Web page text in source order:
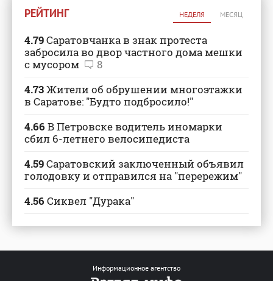
РЕЙТИНГ НЕДЕЛЯ МЕСЯЦ
4.79Саратовчанка в знак протеста
забросила во двор частного дома мешки
с мусором
8
4.73Жители об обрушении многоэтажки
в Саратове: "Будто подбросило!"
4.66 В Петровске водитель иномарки
сбил 6-летнего велосипедиста
4.59Саратовский заключенный объявил
голодовку и отправился на "перережим"
4.56 Сиквел "Дурака"
Информационное агентство